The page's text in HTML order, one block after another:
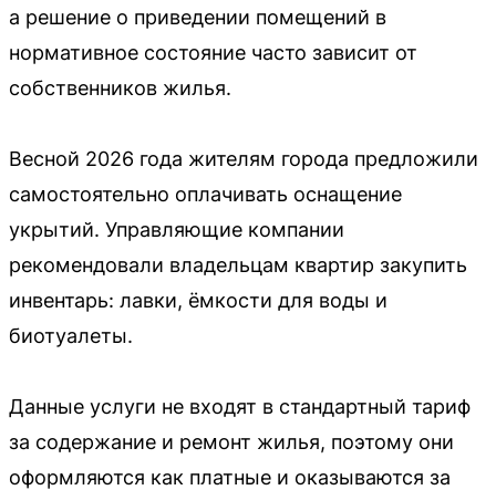
а решение о приведении помещений в
нормативное состояние часто зависит от
собственников жилья.
Весной 2026 года жителям города предложили
самостоятельно оплачивать оснащение
укрытий. Управляющие компании
рекомендовали владельцам квартир закупить
инвентарь: лавки, ёмкости для воды и
биотуалеты.
Данные услуги не входят в стандартный тариф
за содержание и ремонт жилья, поэтому они
оформляются как платные и оказываются за